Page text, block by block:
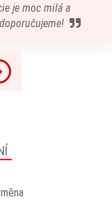
je moc milá a